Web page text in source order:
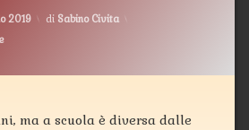
2019
Aggiornato il12 Marzo 2019
di Sabino Civita
ma a scuola è diversa dalle